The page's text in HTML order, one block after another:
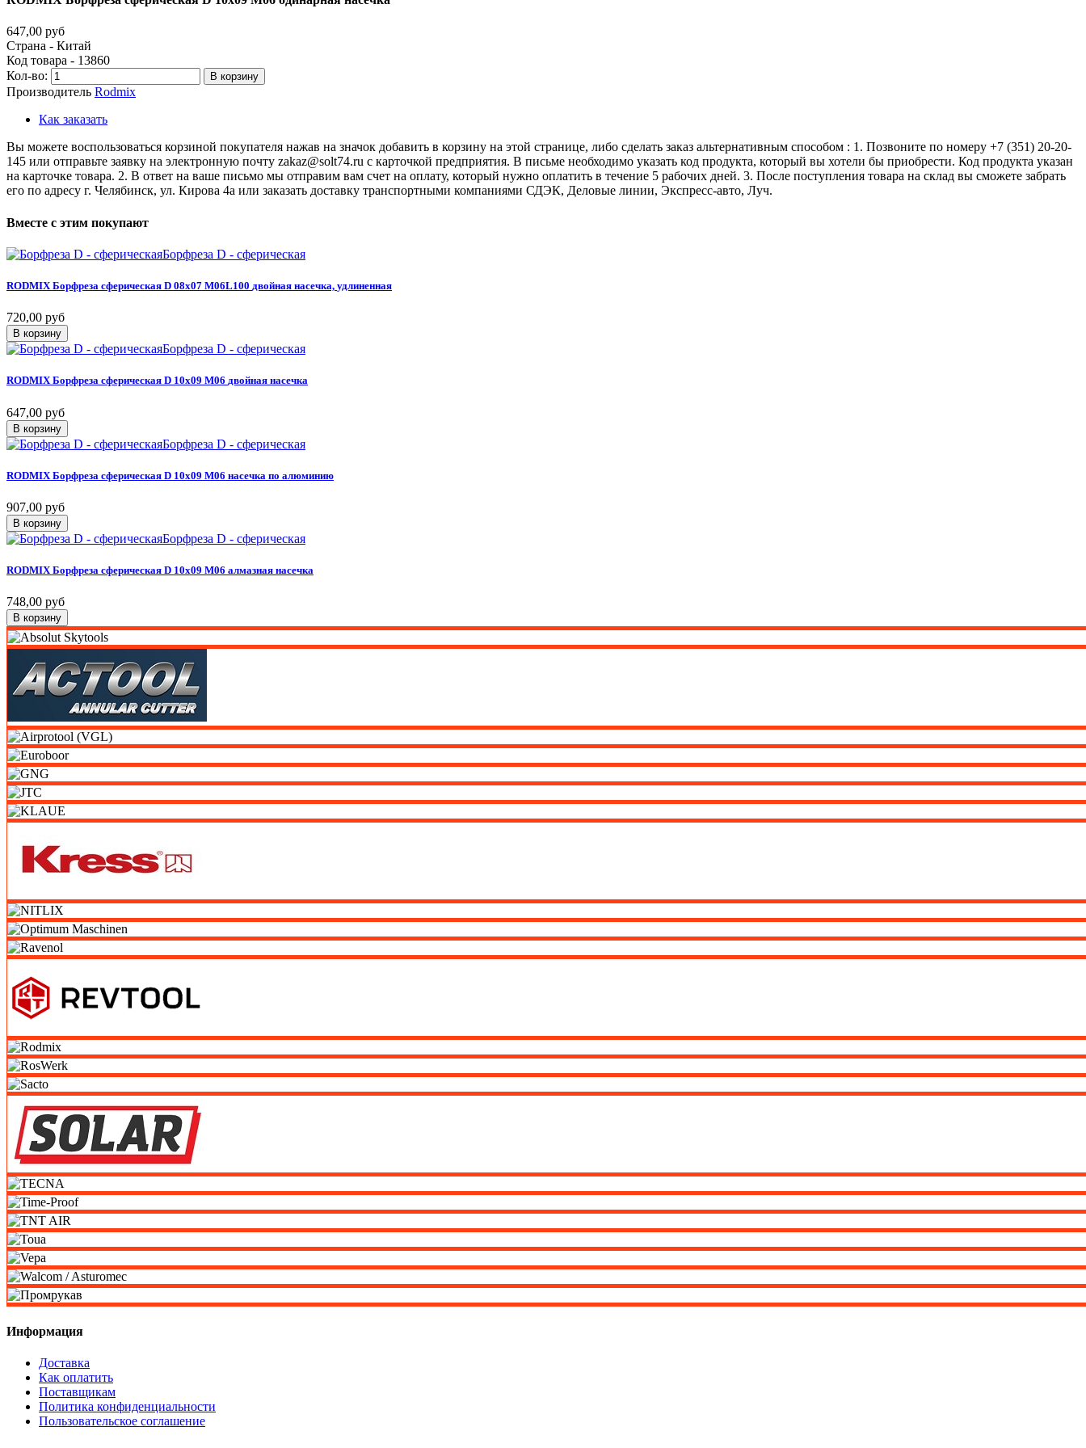
647,00 руб
Страна - Китай
Код товара - 13860
Кол-во:
В корзину
Производитель Rodmix
Как заказать
Вы можете воспользоваться корзиной покупателя нажав на значок добавить в корзину на этой странице, либо сделать заказ альтернативным способом : 1. Позвоните по номеру +7 (351) 20-20-
145 или отправьте заявку на электронную почту zakaz@solt74.ru с карточкой предприятия. В письме необходимо указать код продукта, который вы хотели бы приобрести. Код продукта указан
на карточке товара. 2. В ответ на ваше письмо мы отправим вам счет на оплату, который нужно оплатить в течение 5 рабочих дней. 3. После поступления товара на склад вы сможете забрать
его по адресу г. Челябинск, ул. Кирова 4а или заказать доставку транспортными компаниями СДЭК, Деловые линии, Экспресс-авто, Луч.
Вместе с этим покупают
Борфреза D - сферическая
RODMIX Борфреза сферическая D 08х07 M06L100 двойная насечка, удлиненная
720,00 руб
В корзину
Борфреза D - сферическая
RODMIX Борфреза сферическая D 10х09 M06 двойная насечка
647,00 руб
В корзину
Борфреза D - сферическая
RODMIX Борфреза сферическая D 10х09 M06 насечка по алюминию
907,00 руб
В корзину
Борфреза D - сферическая
RODMIX Борфреза сферическая D 10х09 M06 алмазная насечка
748,00 руб
В корзину
Информация
Доставка
Как оплатить
Поставщикам
Политика конфиденциальности
Пользовательское соглашение